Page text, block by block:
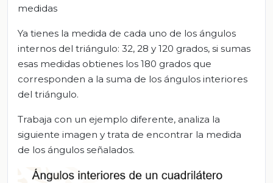
medidas
Ya tienes la medida de cada uno de los ángulos
internos del triángulo: 32, 28 y 120 grados, si sumas
esas medidas obtienes los 180 grados que
corresponden a la suma de los ángulos interiores
del triángulo.
Trabaja con un ejemplo diferente, analiza la
siguiente imagen y trata de encontrar la medida
de los ángulos señalados.